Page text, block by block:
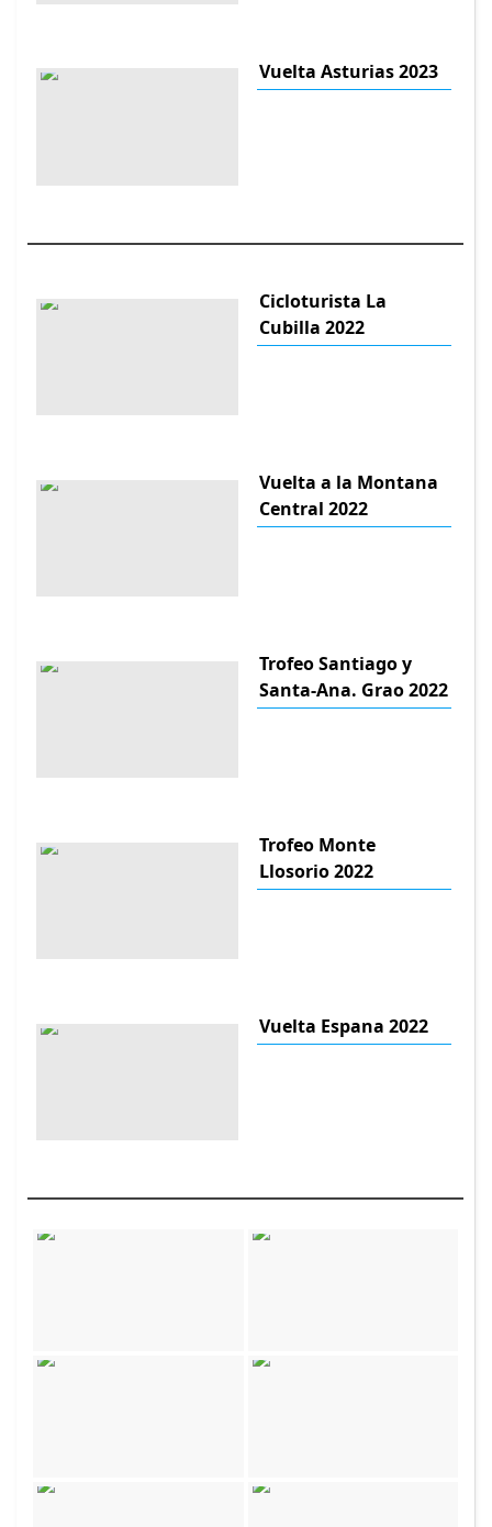
Vuelta Asturias 2023
Cicloturista La
Cubilla 2022
Vuelta a la Montana
Central 2022
Trofeo Santiago y
Santa-Ana. Grao 2022
Trofeo Monte
Llosorio 2022
Vuelta Espana 2022